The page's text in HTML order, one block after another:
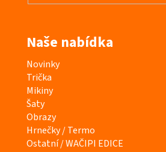
Naše nabídka
K
a
t
e
g
o
r
Novinky
Trička
Mikiny
Šaty
Obrazy
Hrnečky / Termo
Ostatní / WAČIPI EDICE